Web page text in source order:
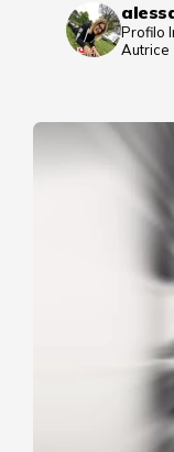
Profilo
Autrice